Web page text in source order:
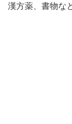
漢方薬、書物な